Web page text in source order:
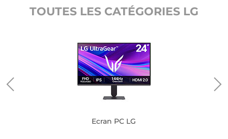
TOUTES LES CATÉGORIES LG
Ecran PC LG